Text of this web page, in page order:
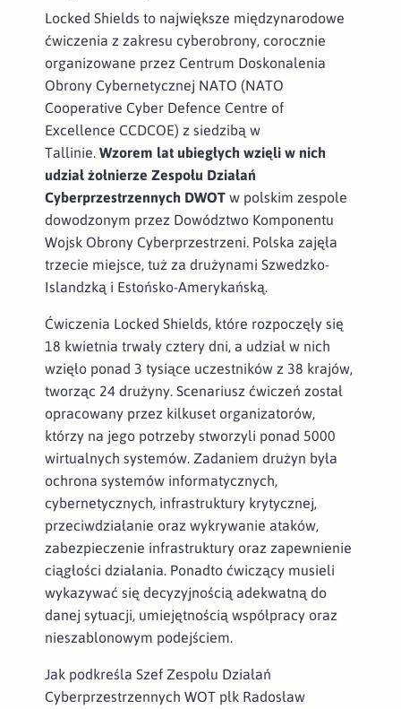
Locked Shields to największe międzynarodowe
ćwiczenia z zakresu cyberobrony, corocznie
organizowane przez Centrum Doskonalenia
Obrony Cybernetycznej NATO (NATO
Cooperative Cyber Defence Centre of
Excellence CCDCOE) z siedzibą w
Tallinie. Wzorem lat ubiegłych wzięli w nich
udział żołnierze Zespołu Działań
Cyberprzestrzennych DWOT w polskim zespole
dowodzonym przez Dowództwo Komponentu
Wojsk Obrony Cyberprzestrzeni. Polska zajęła
trzecie miejsce, tuż za drużynami Szwedzko-
Islandzką i Estońsko-Amerykańską.
Ćwiczenia Locked Shields, które rozpoczęły się
18 kwietnia trwały cztery dni, a udział w nich
wzięło ponad 3 tysiące uczestników z 38 krajów,
tworząc 24 drużyny. Scenariusz ćwiczeń został
opracowany przez kilkuset organizatorów,
którzy na jego potrzeby stworzyli ponad 5000
wirtualnych systemów. Zadaniem drużyn była
ochrona systemów informatycznych,
cybernetycznych, infrastruktury krytycznej,
przeciwdziałanie oraz wykrywanie ataków,
zabezpieczenie infrastruktury oraz zapewnienie
ciągłości działania. Ponadto ćwiczący musieli
wykazywać się decyzyjnością adekwatną do
danej sytuacji, umiejętnością współpracy oraz
nieszablonowym podejściem.
Jak podkreśla Szef Zespołu Działań
Cyberprzestrzennych WOT płk Radosław